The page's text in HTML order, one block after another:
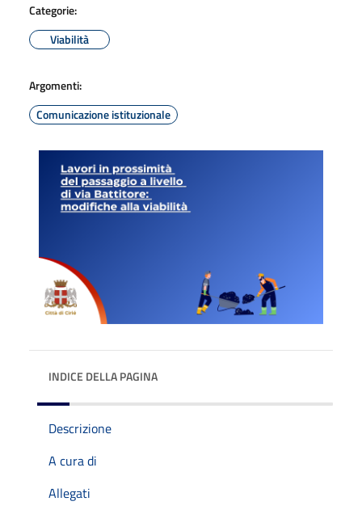
Categorie:
Viabilità
Argomenti:
Comunicazione istituzionale
INDICE DELLA PAGINA
Descrizione
A cura di
Allegati